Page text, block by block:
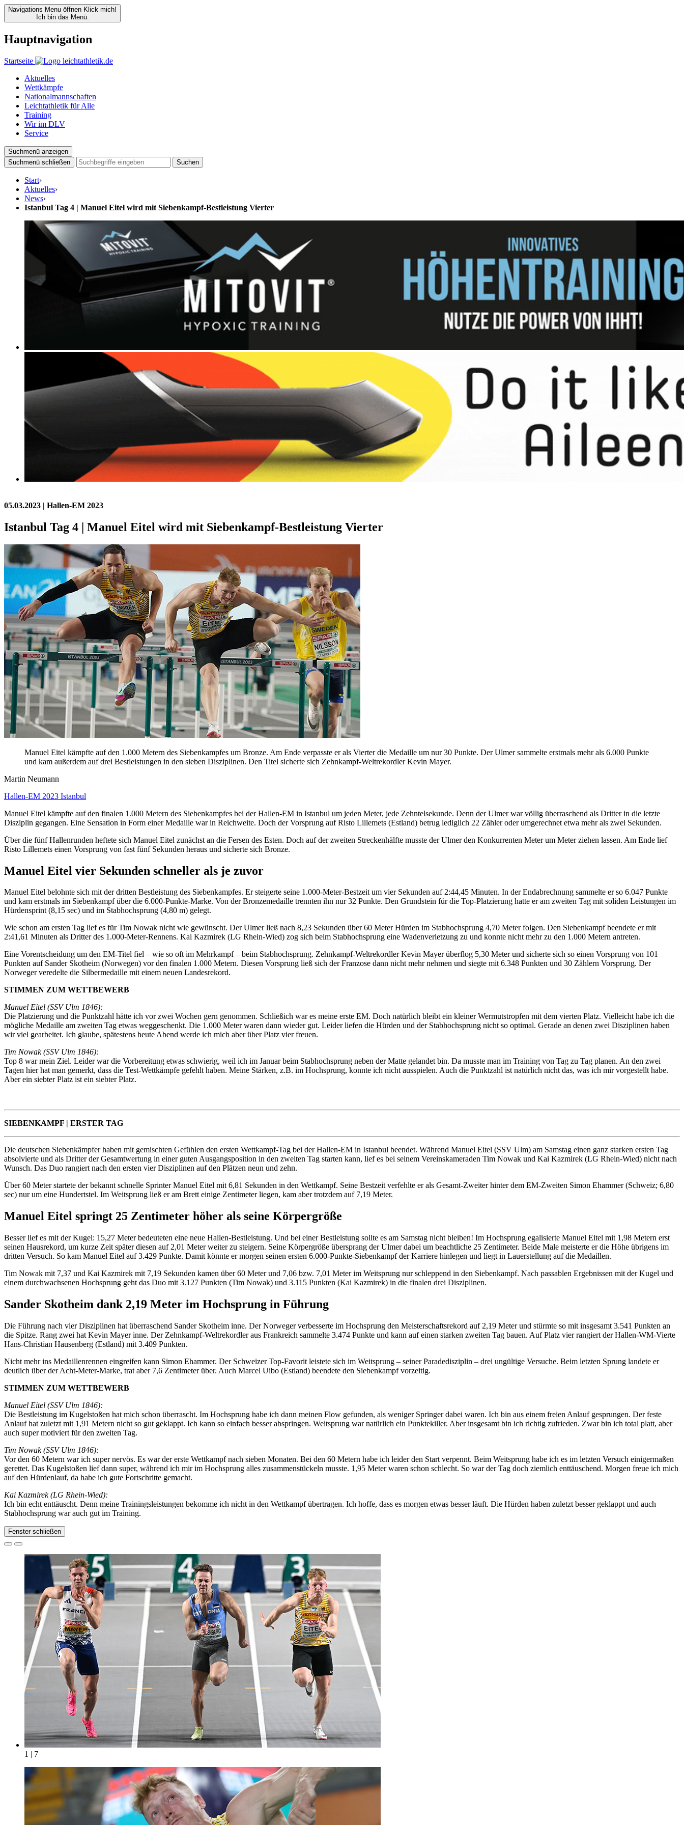
Navigations Menu öffnen Klick mich!
Ich bin das Menü.
Hauptnavigation
Startseite
Aktuelles
Wettkämpfe
Nationalmannschaften
Leichtathletik für Alle
Training
Wir im DLV
Service
Suchmenü anzeigen
Suchmenü schließen
Suchen
Start›
Aktuelles›
News›
Istanbul Tag 4 | Manuel Eitel wird mit Siebenkampf-Bestleistung Vierter
05.03.2023 | Hallen-EM 2023
Istanbul Tag 4 | Manuel Eitel wird mit Siebenkampf-Bestleistung Vierter
Manuel Eitel kämpfte auf den 1.000 Metern des Siebenkampfes um Bronze. Am Ende verpasste er als Vierter die Medaille um nur 30 Punkte. Der Ulmer sammelte erstmals mehr als 6.000 Punkte
und kam außerdem auf drei Bestleistungen in den sieben Disziplinen. Den Titel sicherte sich Zehnkampf-Weltrekordler Kevin Mayer.
Martin Neumann
Hallen-EM 2023 Istanbul
Manuel Eitel kämpfte auf den finalen 1.000 Metern des Siebenkampfes bei der Hallen-EM in Istanbul um jeden Meter, jede Zehntelsekunde. Denn der Ulmer war völlig überraschend als Dritter in die letzte
Disziplin gegangen. Eine Sensation in Form einer Medaille war in Reichweite. Doch der Vorsprung auf Risto Lillemets (Estland) betrug lediglich 22 Zähler oder umgerechnet etwa mehr als zwei Sekunden.
Über die fünf Hallenrunden heftete sich Manuel Eitel zunächst an die Fersen des Esten. Doch auf der zweiten Streckenhälfte musste der Ulmer den Konkurrenten Meter um Meter ziehen lassen. Am Ende lief
Risto Lillemets einen Vorsprung von fast fünf Sekunden heraus und sicherte sich Bronze.
Manuel Eitel vier Sekunden schneller als je zuvor
Manuel Eitel belohnte sich mit der dritten Bestleistung des Siebenkampfes. Er steigerte seine 1.000-Meter-Bestzeit um vier Sekunden auf 2:44,45 Minuten. In der Endabrechnung sammelte er so 6.047 Punkte
und kam erstmals im Siebenkampf über die 6.000-Punkte-Marke. Von der Bronzemedaille trennten ihn nur 32 Punkte. Den Grundstein für die Top-Platzierung hatte er am zweiten Tag mit soliden Leistungen im
Hürdensprint (8,15 sec) und im Stabhochsprung (4,80 m) gelegt.
Wie schon am ersten Tag lief es für Tim Nowak nicht wie gewünscht. Der Ulmer ließ nach 8,23 Sekunden über 60 Meter Hürden im Stabhochsprung 4,70 Meter folgen. Den Siebenkampf beendete er mit
2:41,61 Minuten als Dritter des 1.000-Meter-Rennens. Kai Kazmirek (LG Rhein-Wied) zog sich beim Stabhochsprung eine Wadenverletzung zu und konnte nicht mehr zu den 1.000 Metern antreten.
Eine Vorentscheidung um den EM-Titel fiel – wie so oft im Mehrkampf – beim Stabhochsprung. Zehnkampf-Weltrekordler Kevin Mayer überflog 5,30 Meter und sicherte sich so einen Vorsprung von 101
Punkten auf Sander Skotheim (Norwegen) vor den finalen 1.000 Metern. Diesen Vorsprung ließ sich der Franzose dann nicht mehr nehmen und siegte mit 6.348 Punkten und 30 Zählern Vorsprung. Der
Norweger veredelte die Silbermedaille mit einem neuen Landesrekord.
STIMMEN ZUM WETTBEWERB
Manuel Eitel (SSV Ulm 1846):
Die Platzierung und die Punktzahl hätte ich vor zwei Wochen gern genommen. Schließich war es meine erste EM. Doch natürlich bleibt ein kleiner Wermutstropfen mit dem vierten Platz. Vielleicht habe ich die
mögliche Medaille am zweiten Tag etwas weggeschenkt. Die 1.000 Meter waren dann wieder gut. Leider liefen die Hürden und der Stabhochsprung nicht so optimal. Gerade an denen zwei Disziplinen haben
wir viel gearbeitet. Ich glaube, spätestens heute Abend werde ich mich aber über Platz vier freuen.
Tim Nowak (SSV Ulm 1846):
Top 8 war mein Ziel. Leider war die Vorbereitung etwas schwierig, weil ich im Januar beim Stabhochsprung neben der Matte gelandet bin. Da musste man im Training von Tag zu Tag planen. An den zwei
Tagen hier hat man gemerkt, dass die Test-Wettkämpfe gefehlt haben. Meine Stärken, z.B. im Hochsprung, konnte ich nicht ausspielen. Auch die Punktzahl ist natürlich nicht das, was ich mir vorgestellt habe.
Aber ein siebter Platz ist ein siebter Platz.
SIEBENKAMPF | ERSTER TAG
Die deutschen Siebenkämpfer haben mit gemischten Gefühlen den ersten Wettkampf-Tag bei der Hallen-EM in Istanbul beendet. Während Manuel Eitel (SSV Ulm) am Samstag einen ganz starken ersten Tag
absolvierte und als Dritter der Gesamtwertung in einer guten Ausgangsposition in den zweiten Tag starten kann, lief es bei seinem Vereinskameraden Tim Nowak und Kai Kazmirek (LG Rhein-Wied) nicht nach
Wunsch. Das Duo rangiert nach den ersten vier Disziplinen auf den Plätzen neun und zehn.
Über 60 Meter startete der bekannt schnelle Sprinter Manuel Eitel mit 6,81 Sekunden in den Wettkampf. Seine Bestzeit verfehlte er als Gesamt-Zweiter hinter dem EM-Zweiten Simon Ehammer (Schweiz; 6,80
sec) nur um eine Hundertstel. Im Weitsprung ließ er am Brett einige Zentimeter liegen, kam aber trotzdem auf 7,19 Meter.
Manuel Eitel springt 25 Zentimeter höher als seine Körpergröße
Besser lief es mit der Kugel: 15,27 Meter bedeuteten eine neue Hallen-Bestleistung. Und bei einer Bestleistung sollte es am Samstag nicht bleiben! Im Hochsprung egalisierte Manuel Eitel mit 1,98 Metern erst
seinen Hausrekord, um kurze Zeit später diesen auf 2,01 Meter weiter zu steigern. Seine Körpergröße übersprang der Ulmer dabei um beachtliche 25 Zentimeter. Beide Male meisterte er die Höhe übrigens im
dritten Versuch. So kam Manuel Eitel auf 3.429 Punkte. Damit könnte er morgen seinen ersten 6.000-Punkte-Siebenkampf der Karriere hinlegen und liegt in Lauerstellung auf die Medaillen.
Tim Nowak mit 7,37 und Kai Kazmirek mit 7,19 Sekunden kamen über 60 Meter und 7,06 bzw. 7,01 Meter im Weitsprung nur schleppend in den Siebenkampf. Nach passablen Ergebnissen mit der Kugel und
einem durchwachsenen Hochsprung geht das Duo mit 3.127 Punkten (Tim Nowak) und 3.115 Punkten (Kai Kazmirek) in die finalen drei Disziplinen.
Sander Skotheim dank 2,19 Meter im Hochsprung in Führung
Die Führung nach vier Disziplinen hat überraschend Sander Skotheim inne. Der Norweger verbesserte im Hochsprung den Meisterschaftsrekord auf 2,19 Meter und stürmte so mit insgesamt 3.541 Punkten an
die Spitze. Rang zwei hat Kevin Mayer inne. Der Zehnkampf-Weltrekordler aus Frankreich sammelte 3.474 Punkte und kann auf einen starken zweiten Tag bauen. Auf Platz vier rangiert der Hallen-WM-Vierte
Hans-Christian Hausenberg (Estland) mit 3.409 Punkten.
Nicht mehr ins Medaillenrennen eingreifen kann Simon Ehammer. Der Schweizer Top-Favorit leistete sich im Weitsprung – seiner Paradedisziplin – drei ungültige Versuche. Beim letzten Sprung landete er
deutlich über der Acht-Meter-Marke, trat aber 7,6 Zentimeter über. Auch Marcel Uibo (Estland) beendete den Siebenkampf vorzeitig.
STIMMEN ZUM WETTBEWERB
Manuel Eitel (SSV Ulm 1846):
Die Bestleistung im Kugelstoßen hat mich schon überrascht. Im Hochsprung habe ich dann meinen Flow gefunden, als weniger Springer dabei waren. Ich bin aus einem freien Anlauf gesprungen. Der feste
Anlauf hat zuletzt mit 1,91 Metern nicht so gut geklappt. Ich kann so einfach besser abspringen. Weitsprung war natürlich ein Punktekiller. Aber insgesamt bin ich richtig zufrieden. Zwar bin ich total platt, aber
auch super motiviert für den zweiten Tag.
Tim Nowak (SSV Ulm 1846):
Vor den 60 Metern war ich super nervös. Es war der erste Wettkampf nach sieben Monaten. Bei den 60 Metern habe ich leider den Start verpennt. Beim Weitsprung habe ich es im letzten Versuch einigermaßen
gerettet. Das Kugelstoßen lief dann super, während ich mir im Hochsprung alles zusammenstückeln musste. 1,95 Meter waren schon schlecht. So war der Tag doch ziemlich enttäuschend. Morgen freue ich mich
auf den Hürdenlauf, da habe ich gute Fortschritte gemacht.
Kai Kazmirek (LG Rhein-Wied):
Ich bin echt enttäuscht. Denn meine Trainingsleistungen bekomme ich nicht in den Wettkampf übertragen. Ich hoffe, dass es morgen etwas besser läuft. Die Hürden haben zuletzt besser geklappt und auch
Stabhochsprung war auch gut im Training.
Fenster schließen
1 | 7